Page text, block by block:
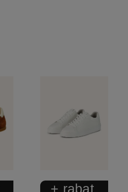
+ rabat